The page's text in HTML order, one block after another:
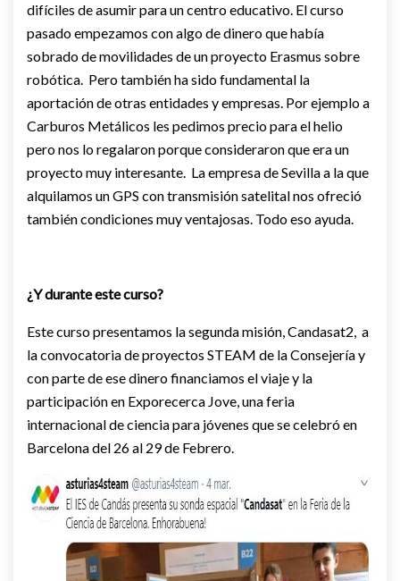
difíciles de asumir para un centro educativo. El curso
pasado empezamos con algo de dinero que había
sobrado de movilidades de un proyecto Erasmus sobre
robótica. Pero también ha sido fundamental la
aportación de otras entidades y empresas. Por ejemplo a
Carburos Metálicos les pedimos precio para el helio
pero nos lo regalaron porque consideraron que era un
proyecto muy interesante. La empresa de Sevilla a la que
alquilamos un GPS con transmisión satelital nos ofreció
también condiciones muy ventajosas. Todo eso ayuda.
¿Y durante este curso?
Este curso presentamos la segunda misión, Candasat2, a
la convocatoria de proyectos STEAM de la Consejería y
con parte de ese dinero financiamos el viaje y la
participación en Exporecerca Jove, una feria
internacional de ciencia para jóvenes que se celebró en
Barcelona del 26 al 29 de Febrero.